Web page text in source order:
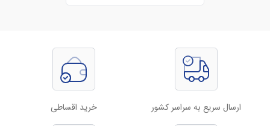
ارسال سریع به سراسر کشور خرید اقساطی